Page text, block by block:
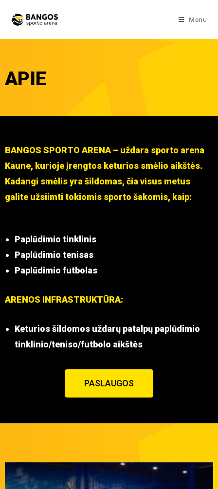
Menu
APIE
BANGOS SPORTO ARENA – uždara sporto arena
Kaune, kurioje įrengtos keturios smėlio aikštės.
Kadangi smėlis yra šildomas, čia visus metus
galite užsiimti tokiomis sporto šakomis, kaip:
Paplūdimio tinklinis
Paplūdimio tenisas
Paplūdimio futbolas
ARENOS INFRASTRUKTŪRA:
Keturios šildomos uždarų patalpų paplūdimio
tinklinio/teniso/futbolo aikštės
PASLAUGOS